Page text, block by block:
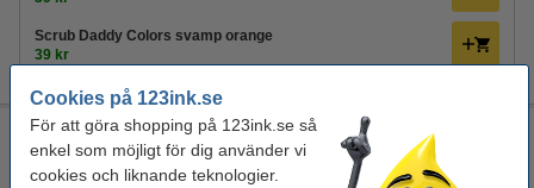
Cookies på 123ink.se
För att göra shopping på 123ink.se så
enkel som möjligt för dig använder vi
cookies och liknande teknologier.
Scrub Daddy Colors svamp orange
39 kr
Scrub Daddy Städset blå
rengöringskit blå Scrub Daddy 3 st